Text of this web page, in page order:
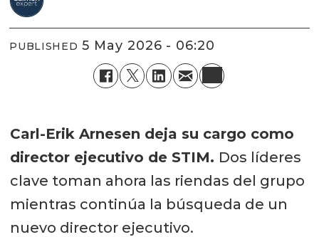
PUBLISHED 5 May 2026 - 06:20
Carl-Erik Arnesen deja su cargo como
director ejecutivo de STIM. Dos líderes
clave toman ahora las riendas del grupo
mientras continúa la búsqueda de un
nuevo director ejecutivo.